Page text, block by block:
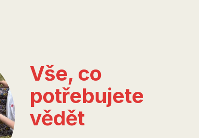
Vše, co
potřebujete
vědět